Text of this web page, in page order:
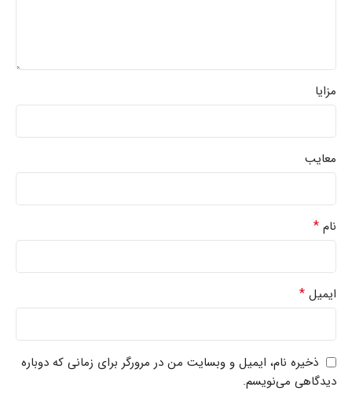
مزایا
معایب
نام *
ایمیل *
ذخیره نام، ایمیل و وبسایت من در مرورگر برای زمانی که دوباره
دیدگاهی می‌نویسم.